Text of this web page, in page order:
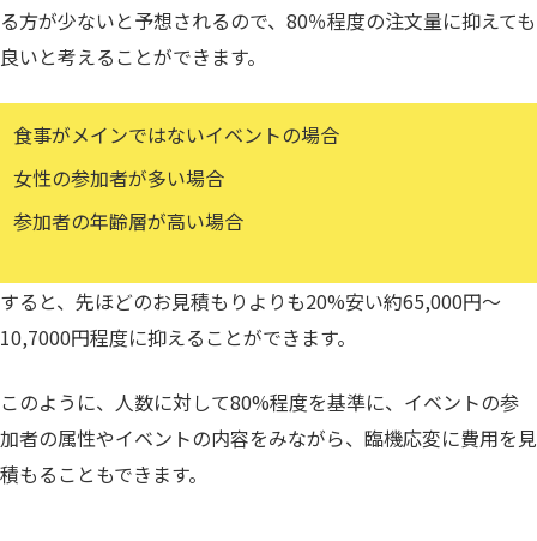
る方が少ないと予想されるので、80％程度の注文量に抑えても
良いと考えることができます。
食事がメインではないイベントの場合
女性の参加者が多い場合
参加者の年齢層が高い場合
すると、先ほどのお見積もりよりも20%安い約65,000円〜
10,7000円程度に抑えることができます。
このように、人数に対して80%程度を基準に、イベントの参
加者の属性やイベントの内容をみながら、臨機応変に費用を見
積もることもできます。